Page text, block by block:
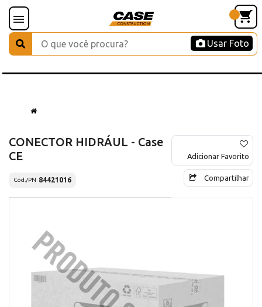
Usar Foto
CONECTOR HIDRÁUL - Case
CE
Cód./PN 84421016
Adicionar Favorito
Compartilhar